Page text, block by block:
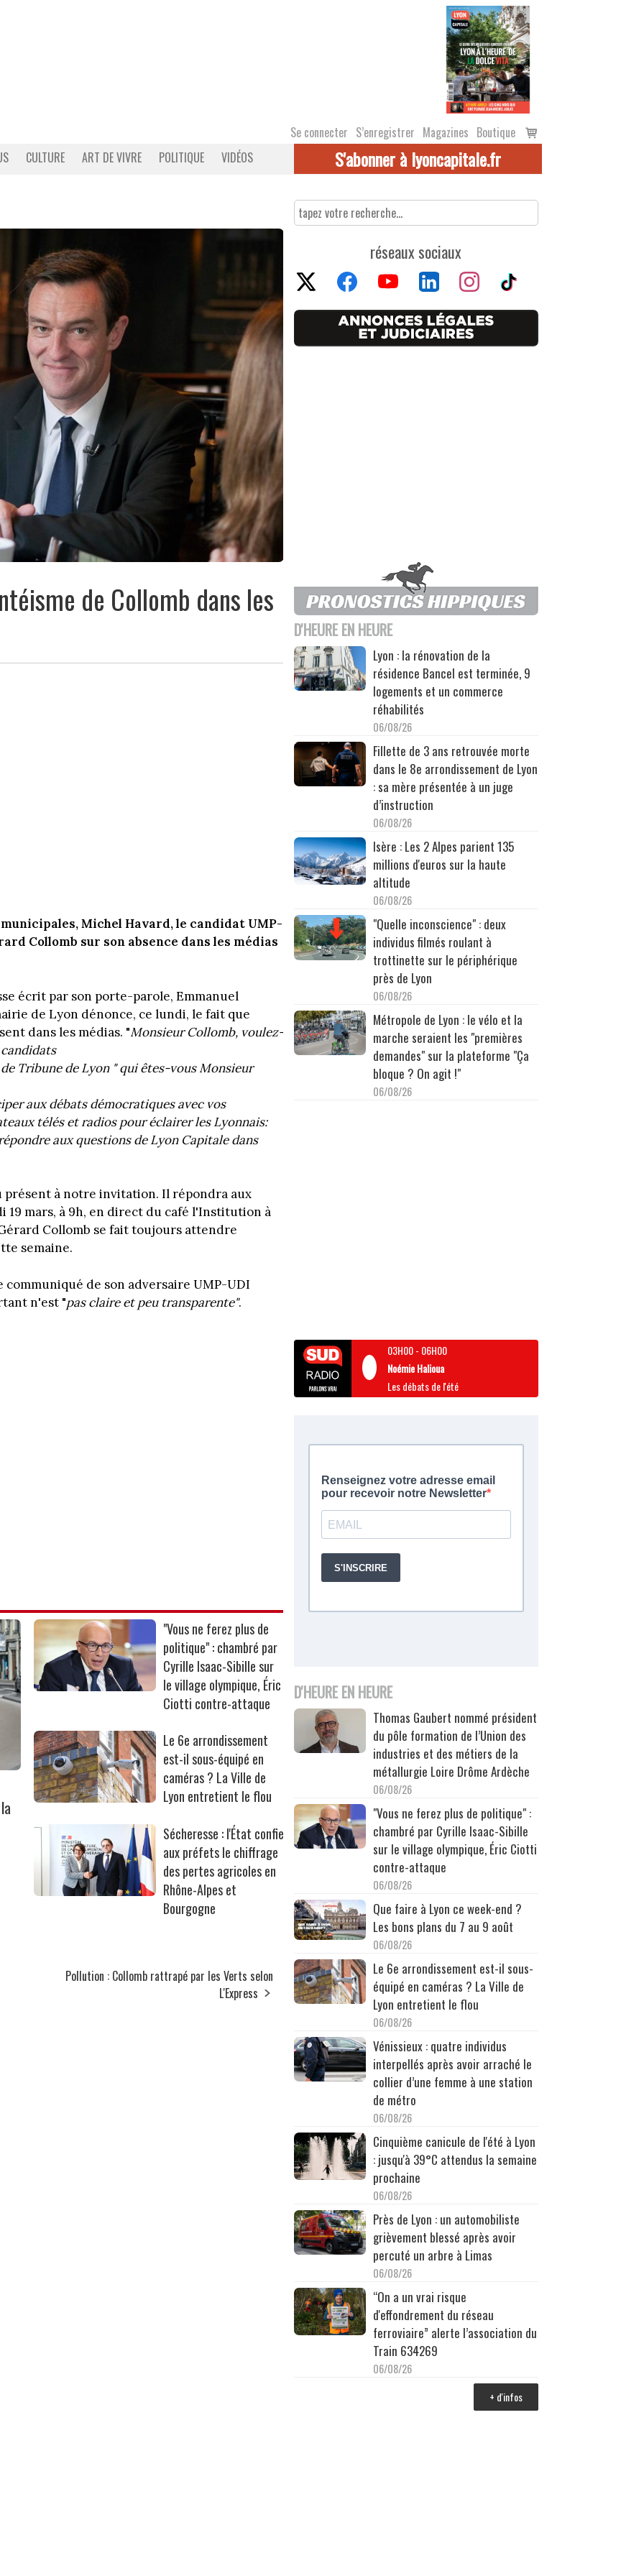
Se connecter S’enregistrer Magazines Boutique
Voir
le
CULTURE ART DE VIVRE POLITIQUE VIDÉOS S'abonner à lyoncapitale.fr
de Collomb dans les
Michel Havard, le candidat UMP-
Collomb sur son absence dans les médias
écrit par son porte-parole, Emmanuel
de Lyon dénonce, ce lundi, le fait que
dans les médias. "Monsieur Collomb, voulez-
Tribune de Lyon " qui êtes-vous Monsieur
aux débats démocratiquesavec vos
télés et radiospour éclairer les Lyonnais:
aux questions de Lyon Capitaledans
à notre invitation. Il répondra aux
mars, à 9h, en direct du café l'Institution à
Collomb se fait toujours attendre
semaine.
de son adversaire UMP-UDI
n'est "pas claire et peu transparente".
"Vous ne ferez plus de
politique" : chambré par
Cyrille Isaac-Sibille sur
le village olympique, Éric
Ciotti contre-attaque
Le 6e arrondissement
est-il sous-équipé en
caméras ? La Ville de
Lyon entretient le flou
Sécheresse : l'État confie
aux préfets le chiffrage
des pertes agricoles en
Rhône-Alpes et
Bourgogne
Pollution : Collomb rattrapé par les Verts selon
L'Express
réseaux sociaux
D'HEURE EN HEURE
Lyon : la rénovation de la
résidence Bancel est terminée, 9
logements et un commerce
réhabilités
06/08/26
Fillette de 3 ans retrouvée morte
dans le 8e arrondissement de Lyon
: sa mère présentée à un juge
d’instruction
06/08/26
Isère : Les 2 Alpes parient 135
millions d'euros sur la haute
altitude
06/08/26
"Quelle inconscience" : deux
individus filmés roulant à
trottinette sur le périphérique
près de Lyon
06/08/26
Métropole de Lyon : le vélo et la
marche seraient les "premières
demandes" sur la plateforme "Ça
bloque ? On agit !"
06/08/26
03H00- 06H00
Noémie Halioua
Les débats de l'été
D'HEURE EN HEURE
Thomas Gaubert nommé président
du pôle formation de l’Union des
industries et des métiers de la
métallurgie Loire Drôme Ardèche
06/08/26
"Vous ne ferez plus de politique" :
chambré par Cyrille Isaac-Sibille
sur le village olympique, Éric Ciotti
contre-attaque
06/08/26
Que faire à Lyon ce week-end ?
Les bons plans du 7 au 9 août
06/08/26
Le 6e arrondissement est-il sous-
équipé en caméras ? La Ville de
Lyon entretient le flou
06/08/26
Vénissieux : quatre individus
interpellés après avoir arraché le
collier d’une femme à une station
de métro
06/08/26
Cinquième canicule de l'été à Lyon
: jusqu'à 39°C attendus la semaine
prochaine
06/08/26
Près de Lyon : un automobiliste
grièvement blessé après avoir
percuté un arbre à Limas
06/08/26
“On a un vrai risque
d'effondrement du réseau
ferroviaire” alerte l’association du
Train 634269
06/08/26
+ d'infos